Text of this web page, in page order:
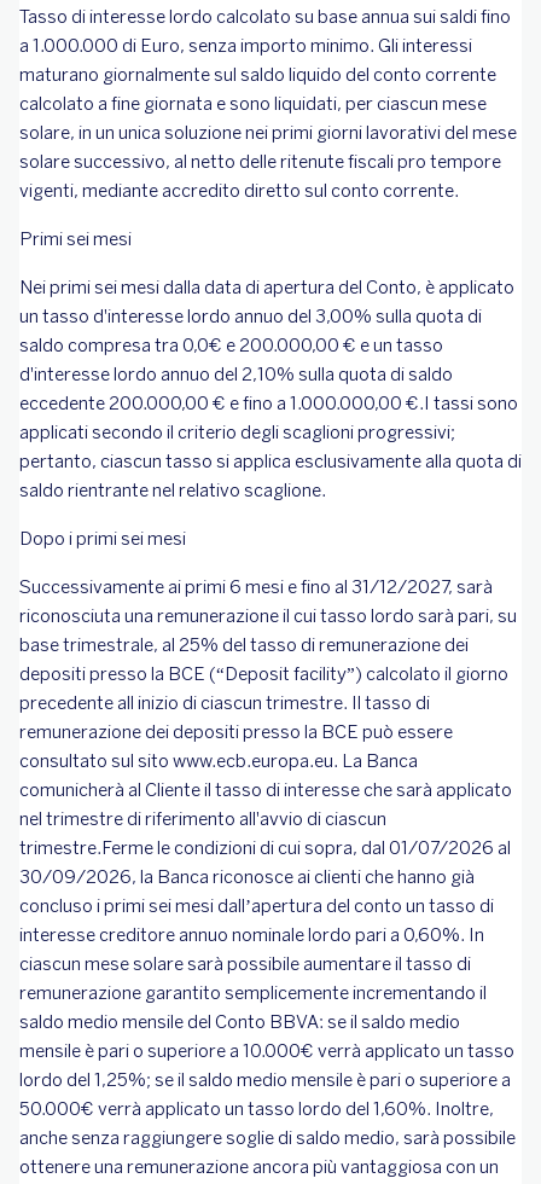
Tasso di interesse lordo calcolato su base annua sui saldi fino
a 1.000.000 di Euro, senza importo minimo. Gli interessi
maturano giornalmente sul saldo liquido del conto corrente
calcolato a fine giornata e sono liquidati, per ciascun mese
solare, in un unica soluzione nei primi giorni lavorativi del mese
solare successivo, al netto delle ritenute fiscali pro tempore
vigenti, mediante accredito diretto sul conto corrente.
Primi sei mesi
Nei primi sei mesi dalla data di apertura del Conto, è applicato
un tasso d'interesse lordo annuo del 3,00% sulla quota di
saldo compresa tra 0,0€ e 200.000,00 € e un tasso
d'interesse lordo annuo del 2,10% sulla quota di saldo
eccedente 200.000,00 € e fino a 1.000.000,00 €.I tassi sono
applicati secondo il criterio degli scaglioni progressivi;
pertanto, ciascun tasso si applica esclusivamente alla quota di
saldo rientrante nel relativo scaglione.
Dopo i primi sei mesi
Successivamente ai primi 6 mesi e fino al 31/12/2027, sarà
riconosciuta una remunerazione il cui tasso lordo sarà pari, su
base trimestrale, al 25% del tasso di remunerazione dei
depositi presso la BCE (“Deposit facility”) calcolato il giorno
precedente all inizio di ciascun trimestre. Il tasso di
remunerazione dei depositi presso la BCE può essere
consultato sul sito www.ecb.europa.eu. La Banca
comunicherà al Cliente il tasso di interesse che sarà applicato
nel trimestre di riferimento all'avvio di ciascun
trimestre.Ferme le condizioni di cui sopra, dal 01/07/2026 al
30/09/2026, la Banca riconosce ai clienti che hanno già
concluso i primi sei mesi dall’apertura del conto un tasso di
interesse creditore annuo nominale lordo pari a 0,60%. In
ciascun mese solare sarà possibile aumentare il tasso di
remunerazione garantito semplicemente incrementando il
saldo medio mensile del Conto BBVA: se il saldo medio
mensile è pari o superiore a 10.000€ verrà applicato un tasso
lordo del 1,25%; se il saldo medio mensile è pari o superiore a
50.000€ verrà applicato un tasso lordo del 1,60%. Inoltre,
anche senza raggiungere soglie di saldo medio, sarà possibile
ottenere una remunerazione ancora più vantaggiosa con un